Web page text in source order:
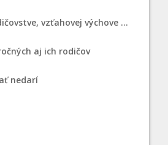
Knihy o rodičovstve, vzťahovej výchove a dojčení
aj ich rodičov
nedarí